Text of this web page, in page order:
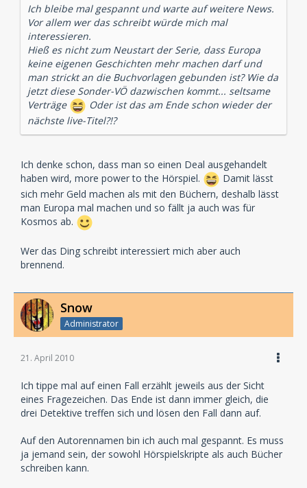
Ich bleibe mal gespannt und warte auf weitere News.
Vor allem wer das schreibt würde mich mal
interessieren.
Hieß es nicht zum Neustart der Serie, dass Europa
keine eigenen Geschichten mehr machen darf und
man strickt an die Buchvorlagen gebunden ist? Wie da
jetzt diese Sonder-VÖ dazwischen kommt... seltsame
Verträge
Oder ist das am Ende schon wieder der
nächste live-Titel?!?
Ich denke schon, dass man so einen Deal ausgehandelt
haben wird, more power to the Hörspiel.
Damit lässt
sich mehr Geld machen als mit den Büchern, deshalb lässt
man Europa mal machen und so fällt ja auch was für
Kosmos ab.
Wer das Ding schreibt interessiert mich aber auch
brennend.
Snow
Administrator
21. April 2010
Ich tippe mal auf einen Fall erzählt jeweils aus der Sicht
eines Fragezeichen. Das Ende ist dann immer gleich, die
drei Detektive treffen sich und lösen den Fall dann auf.
Auf den Autorennamen bin ich auch mal gespannt. Es muss
ja jemand sein, der sowohl Hörspielskripte als auch Bücher
schreiben kann.